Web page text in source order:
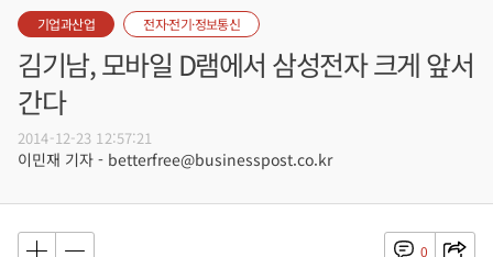
기업과산업 전자·전기·정보통신
김기남, 모바일 D램에서 삼성전자 크게 앞서
간다
2014-12-23 12:57:21
이민재 기자 - betterfree@businesspost.co.kr
0